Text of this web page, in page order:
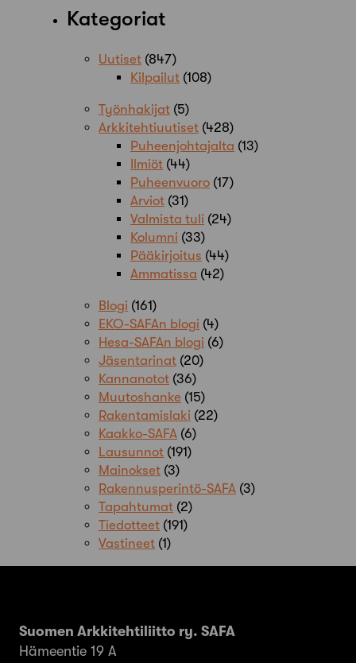
Kategoriat
Uutiset (847)
Kilpailut (108)
Työnhakijat (5)
Arkkitehtiuutiset (428)
Puheenjohtajalta (13)
Ilmiöt (44)
Puheenvuoro (17)
Arviot (31)
Valmista tuli (24)
Kolumni (33)
Pääkirjoitus (44)
Ammatissa (42)
Blogi (161)
EKO-SAFAn blogi (4)
Hesa-SAFAn blogi (6)
Jäsentarinat (20)
Kannanotot (36)
Muutoshanke (15)
Rakentamislaki (22)
Kaakko-SAFA (6)
Lausunnot (191)
Mainokset (3)
Rakennusperintö-SAFA (3)
Tapahtumat (2)
Tiedotteet (191)
Vastineet (1)
Suomen Arkkitehtiliitto ry. SAFA
Hämeentie 19 A